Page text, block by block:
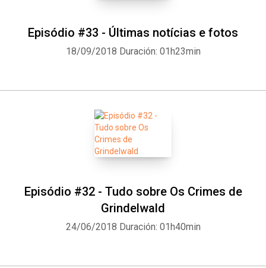
Episódio #33 - Últimas notícias e fotos
18/09/2018 Duración: 01h23min
Episódio #32 - Tudo sobre Os Crimes de
Grindelwald
24/06/2018 Duración: 01h40min